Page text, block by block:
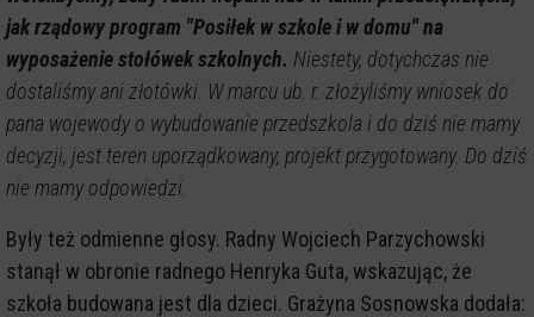
jak rządowy program "Posiłek w szkole i w domu" na
wyposażenie stołówek szkolnych. Niestety, dotychczas nie
dostaliśmy ani złotówki. W marcu ub. r. złożyliśmy wniosek do
pana wojewody o wybudowanie przedszkola i do dziś nie mamy
decyzji, jest teren uporządkowany, projekt przygotowany. Do dziś
nie mamy odpowiedzi.
Były też odmienne głosy. Radny Wojciech Parzychowski
stanął w obronie radnego Henryka Guta, wskazując, że
szkoła budowana jest dla dzieci. Grażyna Sosnowska dodała: